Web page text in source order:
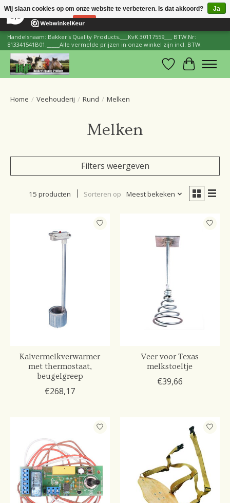
206 Reviews ×
Handelsnaam: Bakker's Quality Products.___KvK 30117559___ BTW.Nr:
813341541B01._____Alle vermelde prijzen in onze winkel zijn incl. BTW.
Verlanglijst
Home / Veehouderij / Rund / Melken
Melken
Filters weergeven
15 producten Sorteren op Meest bekeken
Kalvermelkverwarmer
met thermostaat,
beugelgreep
€268,17
Veer voor Texas
melkstoeltje
€39,66
Wij slaan cookies op om onze website te verbeteren. Is dat akkoord?
Ja
Nee